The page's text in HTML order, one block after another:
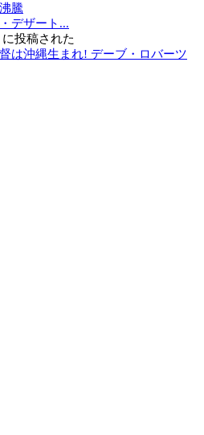
騰
デザート...
投稿された
は沖縄生まれ! デーブ・ロバーツ